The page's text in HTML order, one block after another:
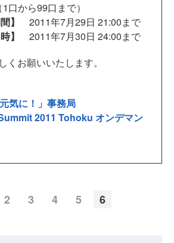
（1口から99口まで）
】
2011年7月29日 21:00まで
】
2011年7月30日 24:00まで
お願いいたします。
気に！」事務局
2011 Tohoku オンデマン
2 3 4 5 6